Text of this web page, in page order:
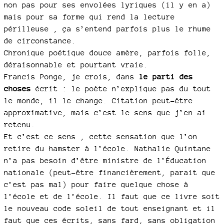
non pas pour ses envolées lyriques (il y en a)
mais pour sa forme qui rend la lecture
périlleuse , ça s’entend parfois plus le rhume
de circonstance.
Chronique poétique douce amère, parfois folle,
déraisonnable et pourtant vraie.
Francis Ponge, je crois, dans le parti des
choses écrit : le poète n’explique pas du tout
le monde, il le change. Citation peut-être
approximative, mais c’est le sens que j’en ai
retenu.
Et c’est ce sens , cette sensation que l’on
retire du hamster à l’école. Nathalie Quintane
n’a pas besoin d’être ministre de l’Éducation
nationale (peut-être financièrement, parait que
c’est pas mal) pour faire quelque chose à
l’école et de l’école. Il faut que ce livre soit
le nouveau code soleil de tout enseignant et il
faut que ces écrits, sans fard, sans obligation